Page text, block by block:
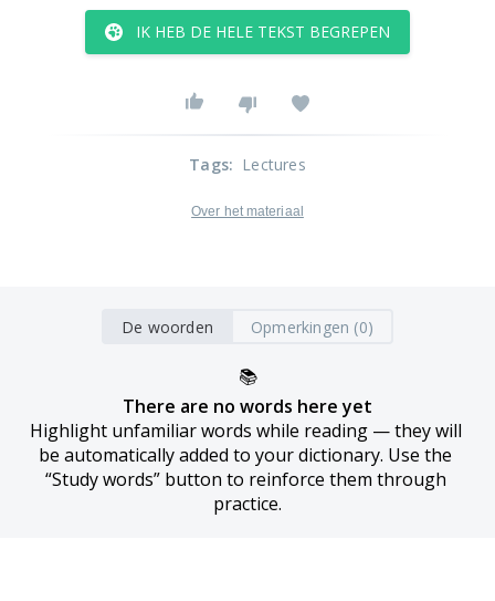
IK HEB DE HELE TEKST BEGREPEN
Tags: Lectures
Over het materiaal
De woorden Opmerkingen (0)
📚
There are no words here yet
Highlight unfamiliar words while reading — they will
be automatically added to your dictionary. Use the
“Study words” button to reinforce them through
practice.